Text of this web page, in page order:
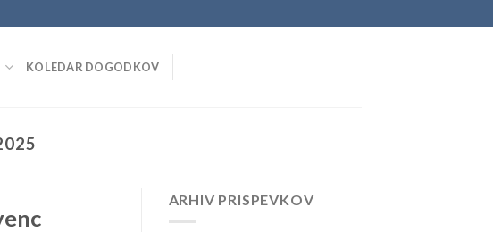
KOLEDAR DOGODKOV
ARHIV PRISPEVKOV